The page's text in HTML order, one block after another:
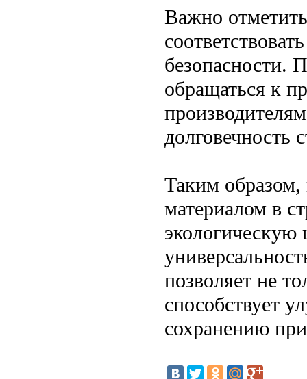
Важно
безопасности.
обращаться к
долговечность
Таким
материалом в
экологическую
позволяет не
способствует
сохранению